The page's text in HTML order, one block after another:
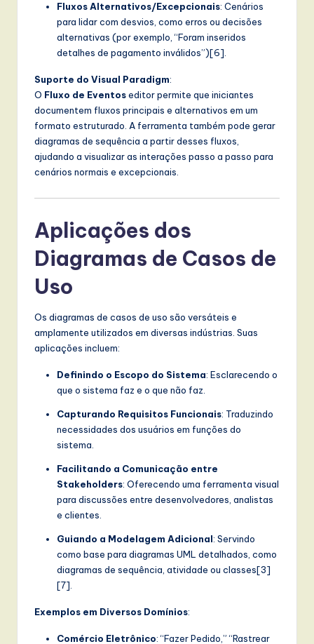
Fluxos Alternativos/Excepcionais: Cenários
para lidar com desvios, como erros ou decisões
alternativas (por exemplo, “Foram inseridos
detalhes de pagamento inválidos”)[6].
Suporte do Visual Paradigm:
O Fluxo de Eventoseditor permite que iniciantes
documentem fluxos principais e alternativos em um
formato estruturado. A ferramenta também pode gerar
diagramas de sequência a partir desses fluxos,
ajudando a visualizar as interações passo a passo para
cenários normais e excepcionais.
Aplicações dos
Diagramas de Casos de
Uso
Os diagramas de casos de uso são versáteis e
amplamente utilizados em diversas indústrias. Suas
aplicações incluem:
Definindo o Escopo do Sistema: Esclarecendo o
que o sistema faz e o que não faz.
Capturando Requisitos Funcionais: Traduzindo
necessidades dos usuários em funções do
sistema.
Facilitando a Comunicação entre
Stakeholders: Oferecendo uma ferramenta visual
para discussões entre desenvolvedores, analistas
e clientes.
Guiando a Modelagem Adicional: Servindo
como base para diagramas UML detalhados, como
diagramas de sequência, atividade ou classes[3]
[7].
Exemplos em Diversos Domínios:
Comércio Eletrônico: “Fazer Pedido,” “Rastrear